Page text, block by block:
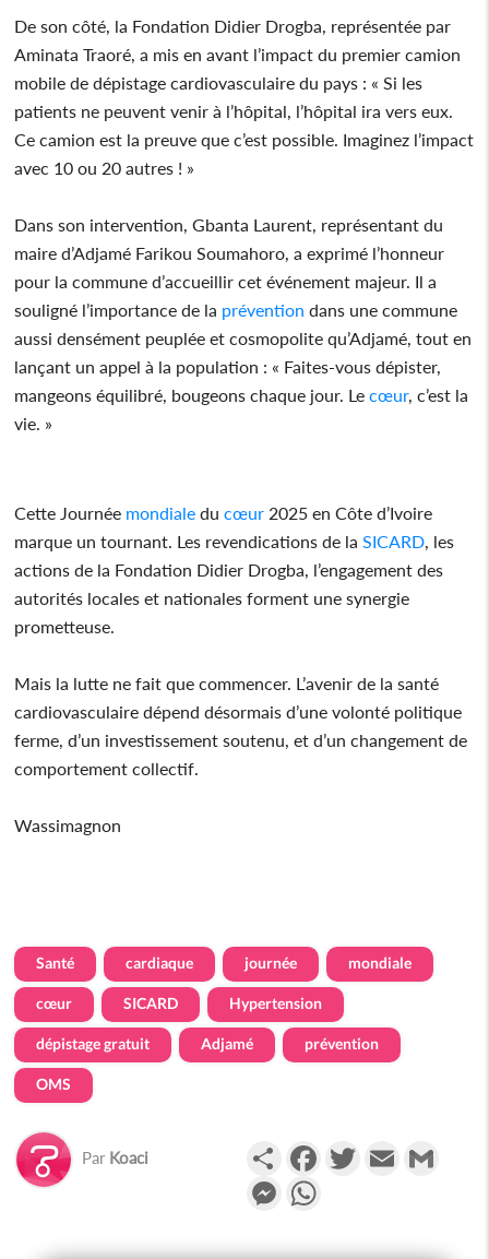
De son côté, la Fondation Didier Drogba, représentée par
Aminata Traoré, a mis en avant l’impact du premier camion
mobile de dépistage cardiovasculaire du pays : « Si les
patients ne peuvent venir à l’hôpital, l’hôpital ira vers eux.
Ce camion est la preuve que c’est possible. Imaginez l’impact
avec 10 ou 20 autres ! »
Dans son intervention, Gbanta Laurent, représentant du
maire d’Adjamé Farikou Soumahoro, a exprimé l’honneur
pour la commune d’accueillir cet événement majeur. Il a
souligné l’importance de la prévention dans une commune
aussi densément peuplée et cosmopolite qu’Adjamé, tout en
lançant un appel à la population : « Faites-vous dépister,
mangeons équilibré, bougeons chaque jour. Le cœur, c’est la
vie. »
Cette Journée mondiale du cœur 2025 en Côte d’Ivoire
marque un tournant. Les revendications de la SICARD , les
actions de la Fondation Didier Drogba, l’engagement des
autorités locales et nationales forment une synergie
prometteuse.
Mais la lutte ne fait que commencer. L’avenir de la santé
cardiovasculaire dépend désormais d’une volonté politique
ferme, d’un investissement soutenu, et d’un changement de
comportement collectif.
Wassimagnon
Santé cardiaque journée mondiale
cœur SICARD Hypertension
dépistage gratuit Adjamé prévention
OMS
Par Koaci PartagerFacebookTwitterEmail
Messenger